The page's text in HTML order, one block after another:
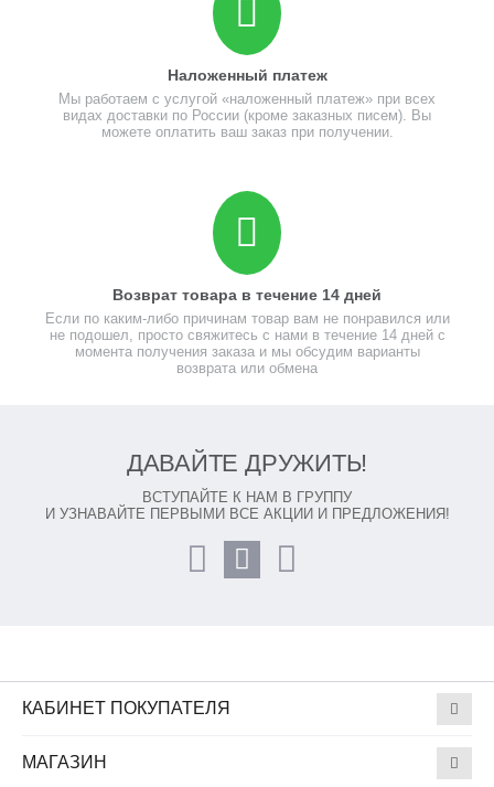
Наложенный платеж
Мы работаем с услугой «наложенный платеж» при всех
видах доставки по России (кроме заказных писем). Вы
можете оплатить ваш заказ при получении.
Возврат товара в течение 14 дней
Если по каким-либо причинам товар вам не понравился или
не подошел, просто свяжитесь с нами в течение 14 дней с
момента получения заказа и мы обсудим варианты
возврата или обмена
ДАВАЙТЕ ДРУЖИТЬ!
ВСТУПАЙТЕ К НАМ В ГРУППУ
И УЗНАВАЙТЕ ПЕРВЫМИ ВСЕ АКЦИИ И ПРЕДЛОЖЕНИЯ!
КАБИНЕТ ПОКУПАТЕЛЯ
МАГАЗИН